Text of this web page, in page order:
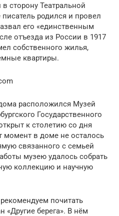
сторону Театральной
родился и провел
его «единственным
отъезда из России в 1917
собственного жилья,
квартиры.
расположился Музей
Государственного
к столетию со дня
момент в доме не осталось
связанного с семьей
музею удалось собрать
коллекцию и научную
почитать
«Другие берега». В нём